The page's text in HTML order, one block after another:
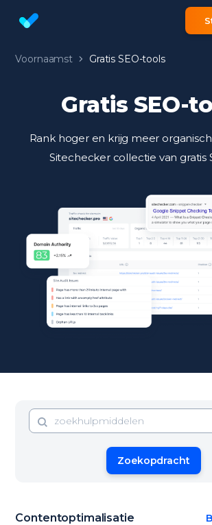
Website SEO Analyse | SEO check Tool
Voornaamst Gratis SEO-tools
Gratis SEO-
Rank hoger en krijg meer
Sitechecker collectie van gratis
Zoekopdracht
Contentoptimalisatie